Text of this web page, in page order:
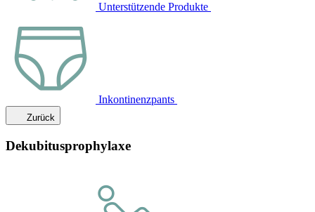
Unterstützende Produkte
Inkontinenzpants
Zurück
Dekubitusprophylaxe